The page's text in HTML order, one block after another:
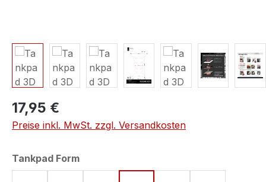
17,95 €
Preise inkl. MwSt. zzgl. Versandkosten
Tankpad Formauswählen